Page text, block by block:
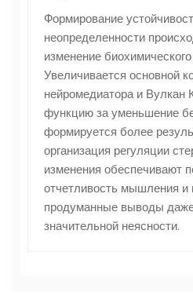
Формирование
неопределенности
изменение
Увеличивается основной
нейромедиатора и
функцию за уменьшение
формируется более
организация регуляции
изменения обеспечивают
отчетливость мышления и
продуманные выводы
значительной неясности.